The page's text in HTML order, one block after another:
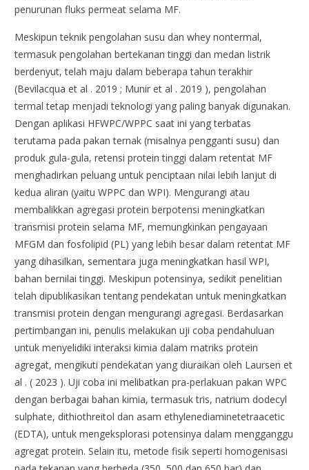
penurunan fluks permeat selama MF.
Meskipun teknik pengolahan susu dan whey nontermal,
termasuk pengolahan bertekanan tinggi dan medan listrik
berdenyut, telah maju dalam beberapa tahun terakhir
(Bevilacqua et al . 2019 ; Munir et al . 2019 ), pengolahan
termal tetap menjadi teknologi yang paling banyak digunakan.
Dengan aplikasi HFWPC/WPPC saat ini yang terbatas
terutama pada pakan ternak (misalnya pengganti susu) dan
produk gula-gula, retensi protein tinggi dalam retentat MF
menghadirkan peluang untuk penciptaan nilai lebih lanjut di
kedua aliran (yaitu WPPC dan WPI). Mengurangi atau
membalikkan agregasi protein berpotensi meningkatkan
transmisi protein selama MF, memungkinkan pengayaan
MFGM dan fosfolipid (PL) yang lebih besar dalam retentat MF
yang dihasilkan, sementara juga meningkatkan hasil WPI,
bahan bernilai tinggi. Meskipun potensinya, sedikit penelitian
telah dipublikasikan tentang pendekatan untuk meningkatkan
transmisi protein dengan mengurangi agregasi. Berdasarkan
pertimbangan ini, penulis melakukan uji coba pendahuluan
untuk menyelidiki interaksi kimia dalam matriks protein
agregat, mengikuti pendekatan yang diuraikan oleh Laursen et
al . ( 2023 ). Uji coba ini melibatkan pra-perlakuan pakan WPC
dengan berbagai bahan kimia, termasuk tris, natrium dodecyl
sulphate, dithiothreitol dan asam ethylenediaminetetraacetic
(EDTA), untuk mengeksplorasi potensinya dalam mengganggu
agregat protein. Selain itu, metode fisik seperti homogenisasi